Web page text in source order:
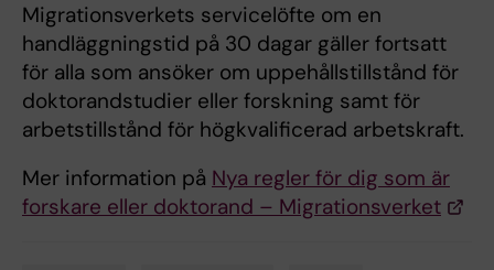
Migrationsverkets servicelöfte om en
handläggningstid på 30 dagar gäller fortsatt
för alla som ansöker om uppehållstillstånd för
doktorandstudier eller forskning samt för
arbetstillstånd för högkvalificerad arbetskraft.
Mer information på Nya regler för dig som är
forskare eller doktorand – Migrationsverket